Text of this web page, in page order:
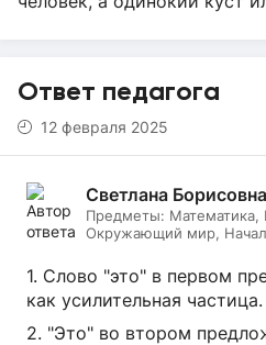
Ответ педагога
12 февраля 2025
Светлана Борисовна
Предметы: Математика,
Окружающий мир,
1. Слово "это" в первом
как усилительная частица.
2. "Это" во втором